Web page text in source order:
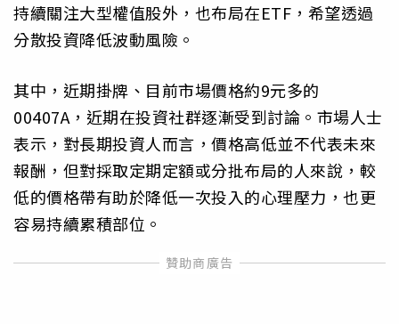
持續關注大型權值股外，也布局在ETF，希望透過
分散投資降低波動風險。
其中，近期掛牌、目前市場價格約9元多的
00407A，近期在投資社群逐漸受到討論。市場人士
表示，對長期投資人而言，價格高低並不代表未來
報酬，但對採取定期定額或分批布局的人來說，較
低的價格帶有助於降低一次投入的心理壓力，也更
容易持續累積部位。